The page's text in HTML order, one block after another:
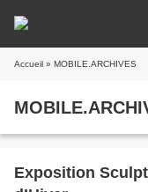
Accueil » MOBILE.ARCHIVES
Exposition